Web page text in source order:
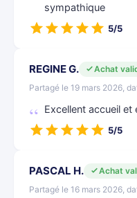
sympathique
5/5
REGINE G.
Achat
Partagé le 19 mars 2026,
Excellent accueil et
5/5
PASCAL H.
Achat
Partagé le 16 mars 2026,